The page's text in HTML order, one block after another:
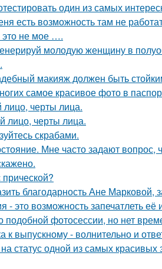
один из самых
есть возможность там не
это не мое ….
молодую женщину в
макияж должен быть
самое красивое фото в
черты лица.
лицо, черты лица.
скрабами.
Мне часто задают вопрос,
благодарность Ане Марковой,
- это возможность запечатлеть
подобной фотосессии, но нет
к выпускному - волнительно и
статус одной из самых красивых